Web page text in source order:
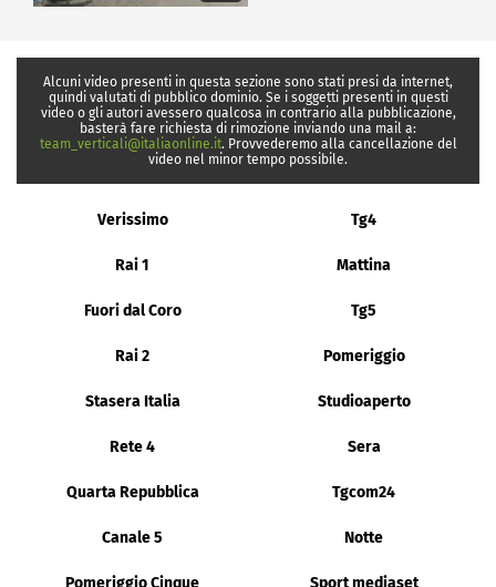
Alcuni video presenti in questa sezione sono stati presi da internet,
quindi valutati di pubblico dominio. Se i soggetti presenti in questi
video o gli autori avessero qualcosa in contrario alla pubblicazione,
basterà fare richiesta di rimozione inviando una mail a:
team_verticali@italiaonline.it. Provvederemo alla cancellazione del
video nel minor tempo possibile.
Verissimo Tg4
Rai 1 Mattina
Fuori dal Coro Tg5
Rai 2 Pomeriggio
Stasera Italia Studioaperto
Rete 4 Sera
Quarta Repubblica Tgcom24
Canale 5 Notte
Pomeriggio Cinque Sport mediaset